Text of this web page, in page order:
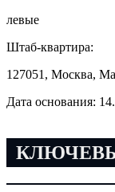
левые
Штаб-квартира:
127051, Москва,
Дата основания: